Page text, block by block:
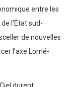
entre les
l’Etat sud-
de nouvelles
l’axe Lomé-